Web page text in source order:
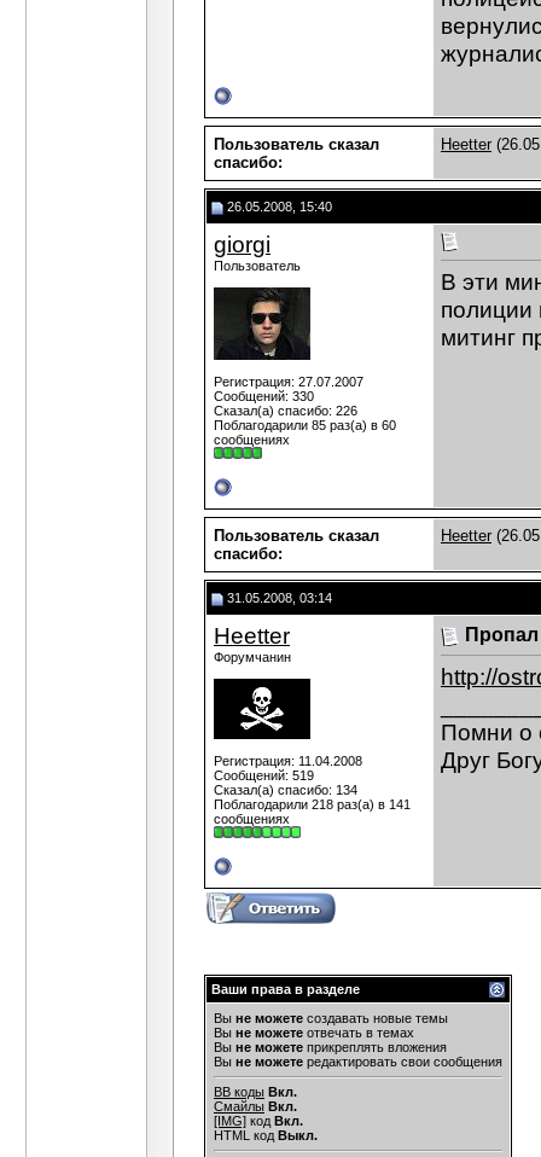
Пользователь сказал
cпасибо:
Heetter
26.05.2008, 15:40
giorgi
Пользователь
Регистрация: 27.07.2007
Сообщений: 330
Сказал(а) спасибо: 226
Поблагодарили 85 раз(а) в 60
сообщениях
В эти
митинг
Пользователь сказал
cпасибо:
Heetter
31.05.2008, 03:14
Heetter
Форумчанин
Регистрация: 11.04.2008
Сообщений: 519
Сказал(а) спасибо: 134
Поблагодарили 218 раз(а) в 141
сообщениях
Пропал
http://
Помни о
Друг
Ваши права в разделе
Вы не можете создавать новые темы
Вы не можете отвечать в темах
Вы не можете прикреплять вложения
Вы не можете редактировать свои сообщения
BB коды Вкл.
Смайлы Вкл.
[IMG] код Вкл.
HTML код Выкл.